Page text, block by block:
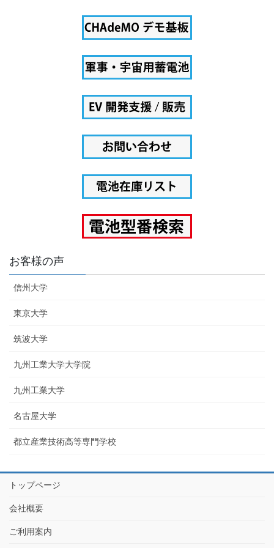
お客様の声
信州大学
東京大学
筑波大学
九州工業大学大学院
九州工業大学
名古屋大学
都立産業技術高等専門学校
トップページ
会社概要
ご利用案内